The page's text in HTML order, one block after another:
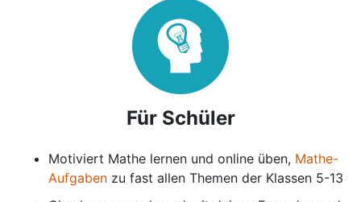
Für Schüler
Motiviert Mathe lernen und online üben, Mathe-
Aufgaben zu fast allen Themen der Klassen 5-13